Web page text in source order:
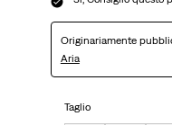
Originariamente
Aria
Taglio